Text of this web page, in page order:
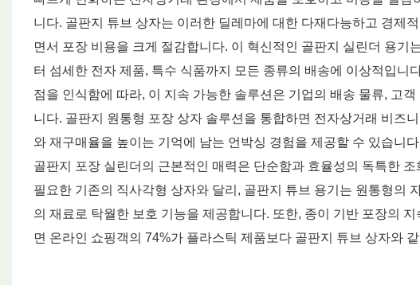
니다. 골판지 튜브 상자는 이러한 딜레마에 대한 다재다능하고 경제
면서 포장 비용을 크게 절감합니다. 이 혁신적인 골판지 실린더 용
터 섬세한 전자 제품, 특수 식품까지 모든 종류의 배송에 이상적입
점을 인식함에 따라, 이 지속 가능한 솔루션은 기업의 배송 물류, 고
니다. 골판지 원통형 포장 상자 솔루션을 통합하면 전자상거래 비즈
와 재구매율을 높이는 기억에 남는 언박싱 경험을 제공할 수 있습니
골판지 포장 실린더의 근본적인 매력은 단순함과 효율성의 독특한
필요한 기존의 직사각형 상자와 달리, 골판지 튜브 용기는 원통형의
의 재료로 탁월한 보호 기능을 제공합니다. 또한, 종이 기반 포장의
면 온라인 쇼핑객의 74%가 플라스틱 제품보다 골판지 튜브 상자와